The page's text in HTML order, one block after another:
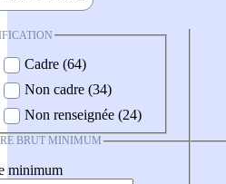
Cadre (64)
Non cadre (34)
Non renseignée (24)
BRUT MINIMUM
minimum